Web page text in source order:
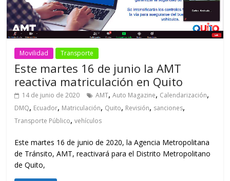
Movilidad Transporte
Este martes 16 de junio la AMT
reactiva matriculación en Quito
14 de junio de 2020 AMT,Auto Magazine, Calendarización,
DMQ, Ecuador, Matriculación, Quito, Revisión, sanciones,
Transporte Público,vehículos
Este martes 16 de junio de 2020, la Agencia Metropolitana
de Tránsito, AMT, reactivará para el Distrito Metropolitano
de Quito,